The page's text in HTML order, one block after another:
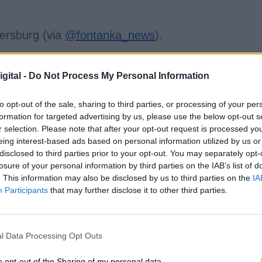
- Do Not Process My Personal Information
opt-out of the sale, sharing to third parties, or processing of your
for targeted advertising by us, please use the below opt-out
selection. Please note that after your opt-out request is processed
interest-based ads based on personal information utilized by us
to third parties prior to your opt-out. You may separately
of your personal information by third parties on the IAB’s list of
This information may also be disclosed by us to third parties on the
Participants that may further disclose it to other third parties.
Data Processing Opt Outs
(via @fontanka_news).
a la libertad de expresión o de
de la libertad y pedimos que las
sean liberadas"
de estas protestas,
y Ekaterimburgo. Los asistentes han
guerra" para pedir el cese del conflicto tras
Putin, de atacar el país vecino. Según la